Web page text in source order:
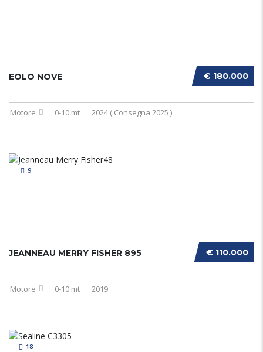
€ 180.000
EOLO NOVE
Motore 0-10 mt 2024 ( Consegna 2025 )
9
€ 110.000
JEANNEAU MERRY FISHER 895
Motore 0-10 mt 2019
18